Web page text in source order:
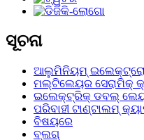
ସୂଚନା
ଆଲୁମିନିୟମ୍
ମଲ୍ଟିଲେୟର ସେରାମିକ୍
ଇଲେକ୍ଟ୍ରିକ୍ ଡବଲ୍
ପରିବାହୀ ଟାଣ୍ଟାଲମ୍
ବିଷୟରେ
ବ୍ଲଗ୍